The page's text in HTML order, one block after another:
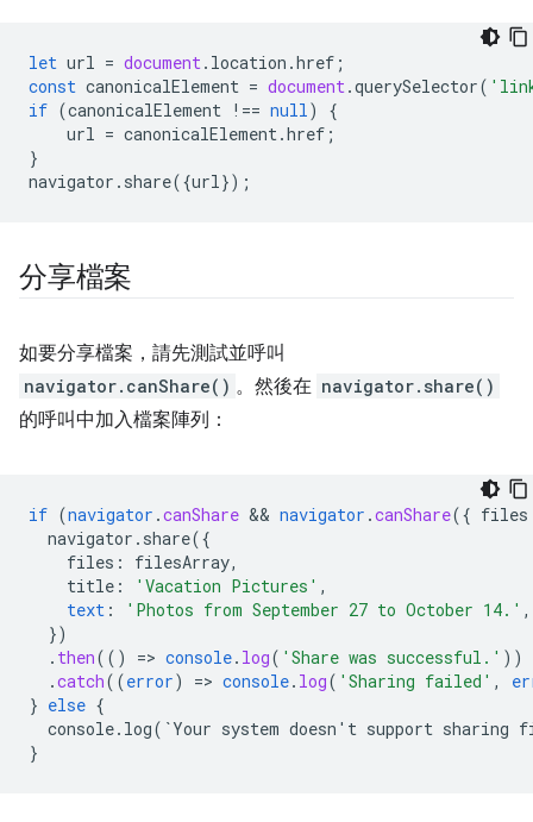
let url = document . location .href ;
const canonicalElement = document .querySelector(
if (canonicalElement !== null )
{
url = canonicalElement .href ;
}
navigator . share({url });
分享檔案
如要分享檔案，請先測試並呼叫
navigator.canShare() 。然後在 navigator.share()
的呼叫中加入檔案陣列：
if (navigator .canShare && navigator .canShare({ files
navigator.share({
files : filesArray,
title : 'Vacation Pictures' ,
text : 'Photos from September 27 to October 14.' ,
})
. then(() => console. log( 'Share was successful.' ))
.catch((error) => console. log( 'Sharing failed' ,
} else {
console.log(`Your system doesn't support sharing
}